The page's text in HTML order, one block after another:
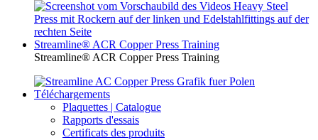
Streamline® ACR Copper Press Training
Streamline® ACR Copper Press Training
Téléchargements
Plaquettes | Catalogue
Rapports d'essais
Certificats des produits